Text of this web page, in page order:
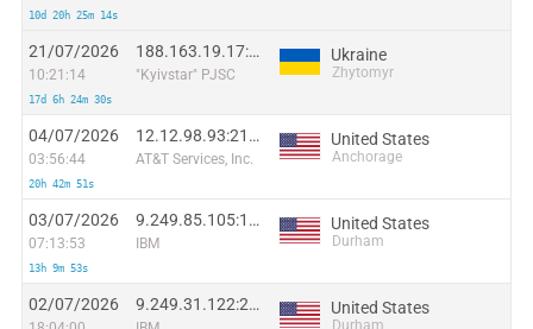
10d 20h 25m 14s
21/07/2026
10:21:14
17d 6h 24m 30s
188.163.19.17:57419
"Kyivstar" PJSC
Ukraine
Zhytomyr
04/07/2026
03:56:44
20h 42m 51s
12.12.98.93:21892
AT&T Services, Inc.
United States
Anchorage
03/07/2026
07:13:53
13h 9m 53s
9.249.85.105:15184
IBM
United States
Durham
02/07/2026 9.249.31.122:21858 United States
Durham